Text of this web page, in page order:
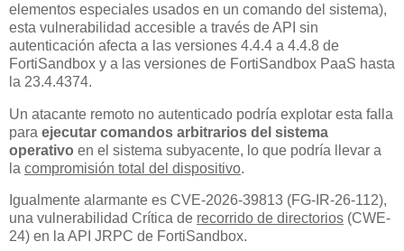
elementos especiales usados en un comando del sistema),
esta vulnerabilidad accesible a través de API sin
autenticación afecta a las versiones 4.4.4 a 4.4.8 de
FortiSandbox y a las versiones de FortiSandbox PaaS hasta
la 23.4.4374.
Un atacante remoto no autenticado podría explotar esta falla
para ejecutar comandos arbitrarios del sistema
operativo en el sistema subyacente, lo que podría llevar a
la compromisión total del dispositivo.
Igualmente alarmante es CVE-2026-39813 (FG-IR-26-112),
una vulnerabilidad Crítica de recorrido de directorios (CWE-
24) en la API JRPC de FortiSandbox.